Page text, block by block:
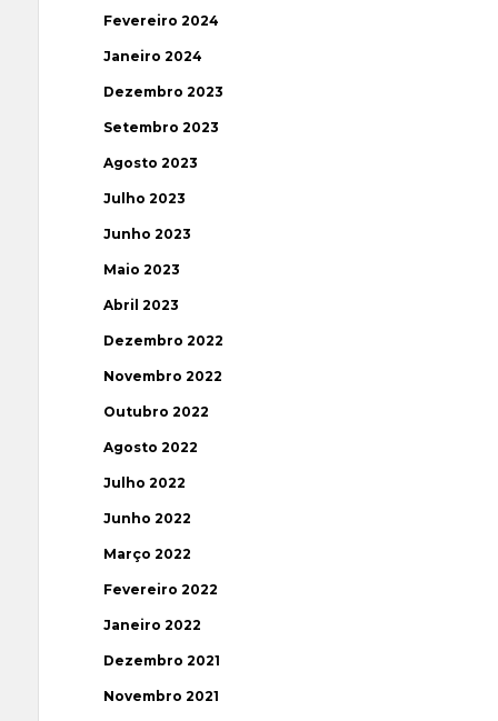
Fevereiro 2024
Janeiro 2024
Dezembro 2023
Setembro 2023
Agosto 2023
Julho 2023
Junho 2023
Maio 2023
Abril 2023
Dezembro 2022
Novembro 2022
Outubro 2022
Agosto 2022
Julho 2022
Junho 2022
Março 2022
Fevereiro 2022
Janeiro 2022
Dezembro 2021
Novembro 2021